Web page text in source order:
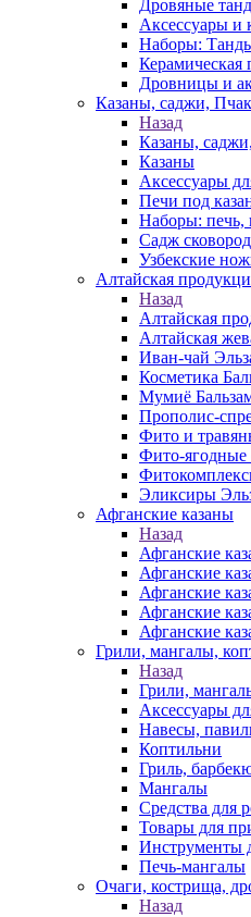
Дровяные
Аксессуары и
Наборы:
Керамическая
Дровницы и
Казаны, саджи,
Назад
Казаны,
Казаны
Аксессуары
Печи под
Наборы: печь,
Садж
Узбекские
Алтайская
Назад
Алтайская
Алтайская
Иван-чай
Косметика
Мумиё
Прополис-
Фито и
Фито-ягодные
Эликсиры
Афганские казаны
Назад
Афганские
Афганские
Афганские
Афганские
Афганские
Грили, мангалы,
Назад
Грили,
Аксессуары
Навесы,
Коптильни
Гриль,
Мангалы
Средства для
Товары для
Инструменты
Печь-мангалы
Очаги, кострища,
Назад